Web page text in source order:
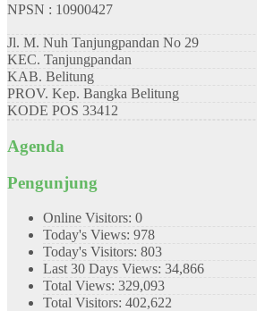
NPSN : 10900427
Jl. M. Nuh Tanjungpandan No 29
KEC. Tanjungpandan
KAB. Belitung
PROV. Kep. Bangka Belitung
KODE POS 33412
Agenda
Pengunjung
Online Visitors: 0
Today's Views: 978
Today's Visitors: 803
Last 30 Days Views: 34,866
Total Views: 329,093
Total Visitors: 402,622